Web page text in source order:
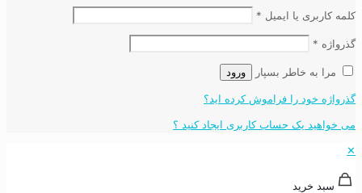
کلمه کاربری یا ایمیل *
گذرواژه *
مرا به خاطر بسپار ورود
گذرواژه خود را فراموش کرده اید؟
می خواهید یک حساب کاربری ایجاد کنید ؟
✕
سبد خرید